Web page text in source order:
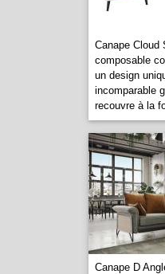
Canape Cloud
composable
un design
incomparable
recouvre à la
Canape D